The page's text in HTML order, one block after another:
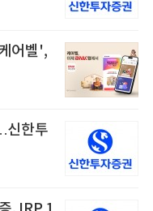
어벨',
신한투